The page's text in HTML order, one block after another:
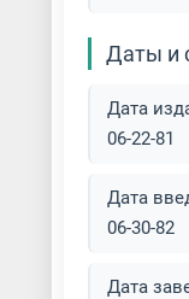
металле
Даты и
Дата
06-22-81
Дата
06-30-82
Дата